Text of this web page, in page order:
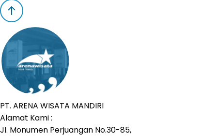
PT. ARENA WISATA MANDIRI
Alamat Kami :
Jl. Monumen Perjuangan No.30-85,